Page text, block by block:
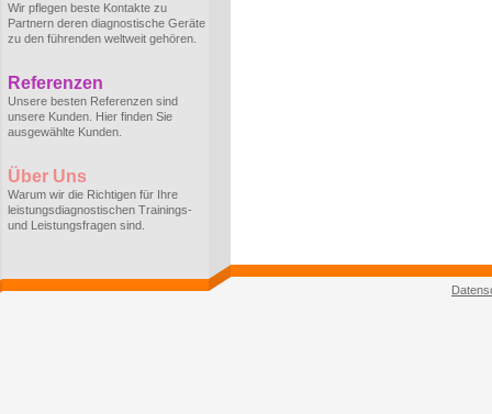
Wir pflegen beste Kontakte zu
Partnern deren diagnostische Geräte
zu den führenden weltweit gehören.
Referenzen
Unsere besten Referenzen sind
unsere Kunden. Hier finden Sie
ausgewählte Kunden.
Über Uns
Warum wir die Richtigen für Ihre
leistungsdiagnostischen Trainings-
und Leistungsfragen sind.